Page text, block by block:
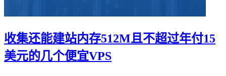
收集还能建站内存512M且不超过年付15
美元的几个便宜VPS